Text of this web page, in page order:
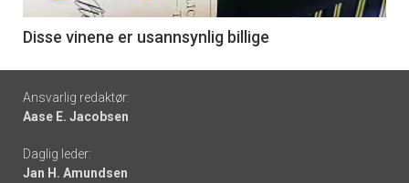
6
Disse vinene er usannsynlig billige
Footer
-
links
Ansvarlig redaktør:
Aase E. Jacobsen
Daglig leder:
Jan H. Amundsen